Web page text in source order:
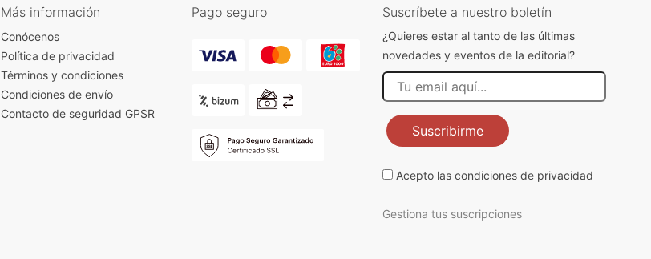
Más información
Conócenos
Política de privacidad
Términos y condiciones
Condiciones de envío
Contacto de seguridad GPSR
Pago seguro Suscríbete a nuestro boletín
¿Quieres estar al tanto de las últimas
novedades y eventos de la editorial?
Suscribirme
Acepto las condiciones de privacidad
Gestiona tus suscripciones